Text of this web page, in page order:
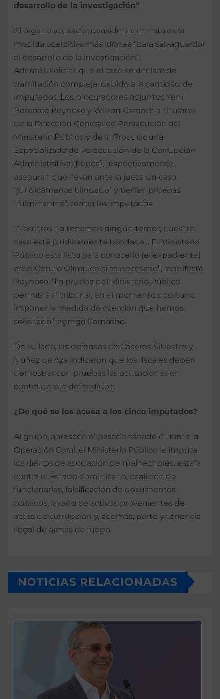
desarrollo de la investigación”
El órgano acusador considera que esta es la
medida coercitiva más idónea “para salvaguardar
el desarrollo de la investigación”.
Además, solicita que el caso se declare de
tramitación compleja, debido a la cantidad de
imputados. Los procuradores adjuntos Yeni
Berenice Reynoso y Wilson Camacho, titulares
de la Dirección General de Persecución del
Ministerio Público y de la Procuraduría
Especializada de Persecución de la Corrupción
Administrativa (Pepca), respectivamente,
aseguran que llevan ante la jueza un caso
“jurídicamente blindado” y tienen pruebas
“fulminantes” contra los imputados.
“Nosotros no tenemos ningún temor, nuestro
caso está jurídicamente blindado… El Ministerio
Público está listo para conocerlo (el expediente)
en el Centro Olímpico si es necesario”, manifestó
Reynoso. “La prueba del Ministerio Público
permitirá al tribunal, en el momento oportuno
imponer la medida de coerción que hemos
solicitado”, agregó Camacho.
De su lado, las defensas de Cáceres Silvestre y
Núñez de Aza indicaron que los fiscales deben
demostrar con pruebas las acusaciones en
contra de sus defendidos.
¿De qué se les acusa a los cinco imputados?
Al grupo, apresado el pasado sábado durante la
Operación Coral, el Ministerio Público le imputa
los delitos de asociación de malhechores, estafa
contra el Estado dominicano, coalición de
funcionarios, falsificación de documentos
públicos, lavado de activos provenientes de
actos de corrupción y, además, porte y tenencia
ilegal de armas de fuego.
NOTICIAS RELACIONADAS